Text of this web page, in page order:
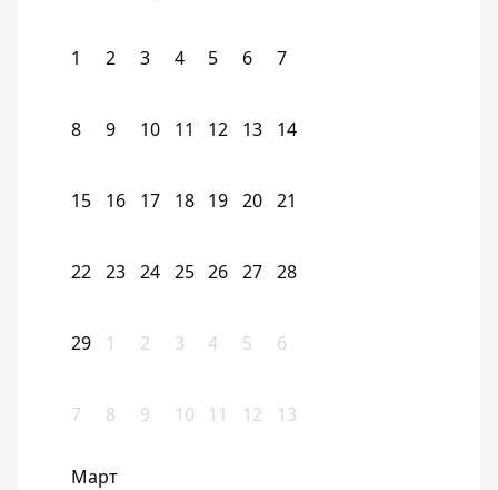
1 2 3 4 5 6 7
8 9 10 11 12 13 14
15 16 17 18 19 20 21
22 23 24 25 26 27 28
29 1 2 3 4 5 6
7 8 9 10 11 12 13
Март